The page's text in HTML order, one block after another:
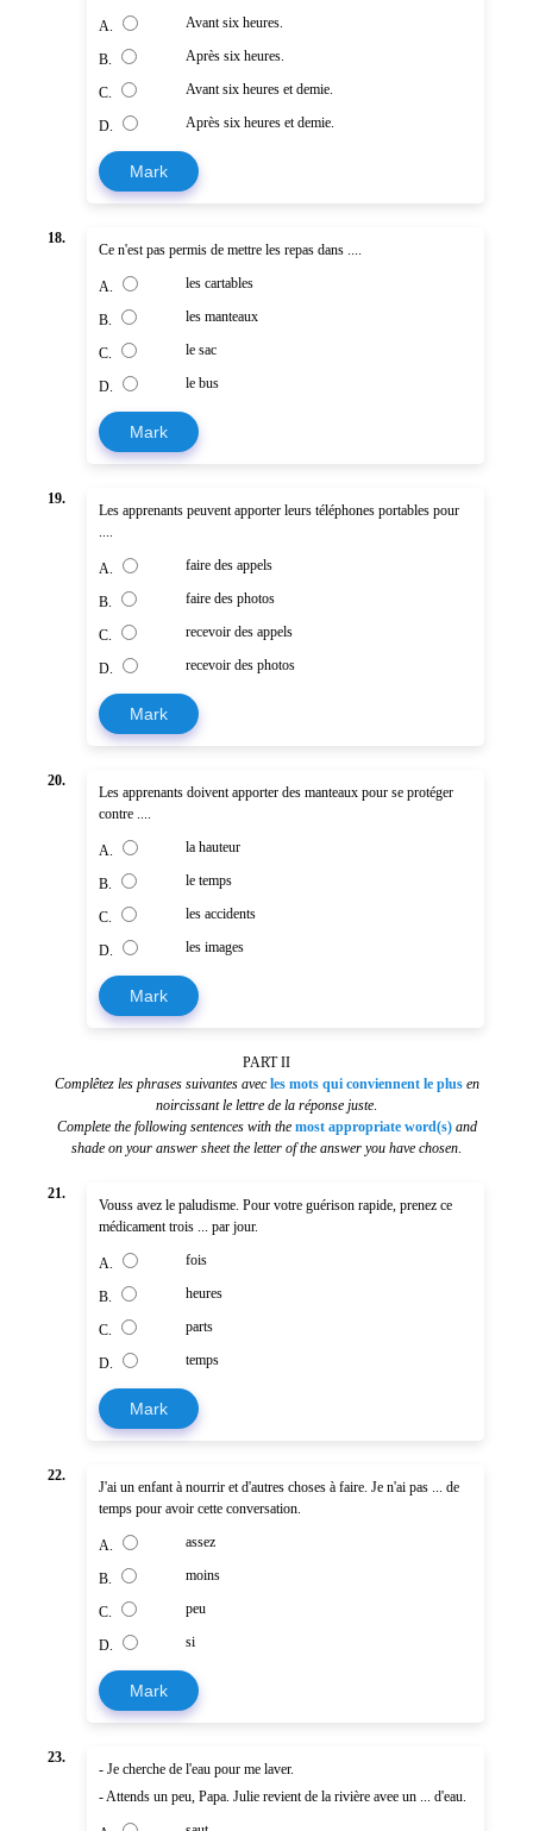
A. Avant six heures.
B. Après six heures.
C. Avant six heures et demie.
D. Après six heures et demie.
Mark
18.
Ce n'est pas permis de mettre les repas dans ....
A. les cartables
B. les manteaux
C. le sac
D. le bus
Mark
19.
Les apprenants peuvent apporter leurs téléphones portables pour
....
A. faire des appels
B. faire des photos
C. recevoir des appels
D. recevoir des photos
Mark
20.
Les apprenants doivent apporter des manteaux pour se protéger
contre ....
A. la hauteur
B. le temps
C. les accidents
D. les images
Mark
PART II
Complêtez les phrases suivantes avec les mots qui conviennent le plus en
noircissant le lettre de la réponse juste.
Complete the following sentences with the most appropriate word(s) and
shade on your answer sheet the letter of the answer you have chosen.
21.
Vouss avez le paludisme. Pour votre guérison rapide, prenez ce
médicament trois ... par jour.
A. fois
B. heures
C. parts
D. temps
Mark
22.
J'ai un enfant à nourrir et d'autres choses à faire. Je n'ai pas ... de
temps pour avoir cette conversation.
A. assez
B. moins
C. peu
D. si
Mark
23.
- Je cherche de l'eau pour me laver.
- Attends un peu, Papa. Julie revient de la rivière avee un ... d'eau.